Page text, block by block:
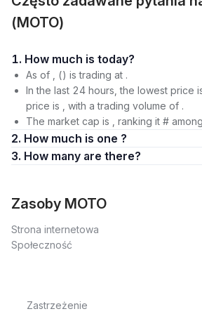
(MOTO)
1. How much is today?
As of , () is trading at .
In the last 24 hours, the lowest price
price is , with a trading volume of .
The market cap is , ranking it #
2. How much is one ?
3. How many are there?
Zasoby MOTO
Strona internetowa
Społeczność
Zastrzeżenie